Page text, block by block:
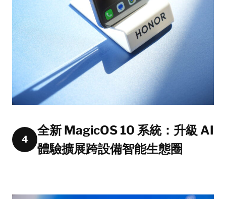
4
全新 MagicOS 10 系統：升級 AI
體驗擴展跨設備智能生態圈